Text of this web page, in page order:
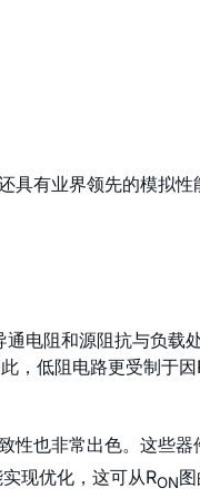
具有业界领先的模拟
电阻和源阻抗与负载
，低阻电路更受制于因
性也非常出色。这些
现优化，这可从RON